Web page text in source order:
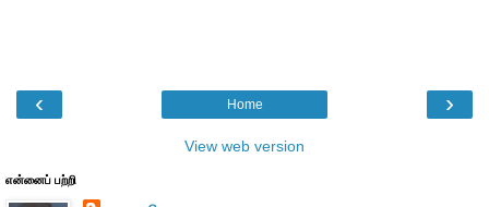
‹ ›
Home
View web version
என்னைப் பற்றி